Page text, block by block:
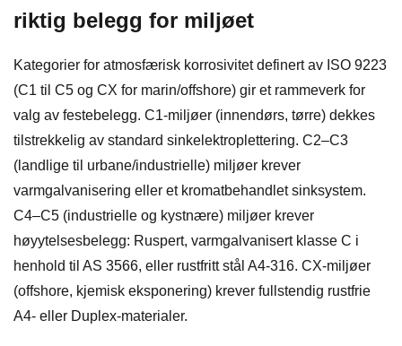
riktig belegg for miljøet
Kategorier for atmosfærisk korrosivitet definert av ISO 9223
(C1 til C5 og CX for marin/offshore) gir et rammeverk for
valg av festebelegg. C1-miljøer (innendørs, tørre) dekkes
tilstrekkelig av standard sinkelektroplettering. C2–C3
(landlige til urbane/industrielle) miljøer krever
varmgalvanisering eller et kromatbehandlet sinksystem.
C4–C5 (industrielle og kystnære) miljøer krever
høyytelsesbelegg: Ruspert, varmgalvanisert klasse C i
henhold til AS 3566, eller rustfritt stål A4-316. CX-miljøer
(offshore, kjemisk eksponering) krever fullstendig rustfrie
A4- eller Duplex-materialer.